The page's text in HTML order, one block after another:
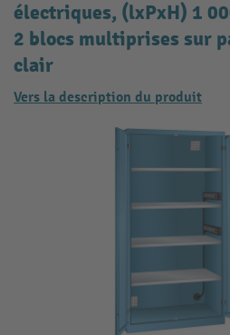
électriques, (lxPxH) 1
2 blocs multiprises sur
clair
Vers la description du produit